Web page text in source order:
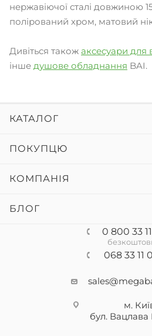
нержавіючої сталі довжиною
полірований хром, матовий
Дивіться також аксесуари для
інше душове обладнання BAI.
КАТАЛОГ
ПОКУПЦЮ
КОМПАНІЯ
БЛОГ
0 800 33
068 33 11
м.
бул. Вацлава